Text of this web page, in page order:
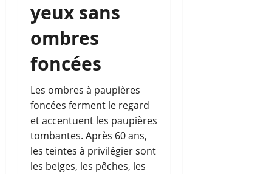
yeux sans
ombres
foncées
Les ombres à paupières
foncées ferment le regard
et accentuent les paupières
tombantes. Après 60 ans,
les teintes à privilégier sont
les beiges, les pêches, les